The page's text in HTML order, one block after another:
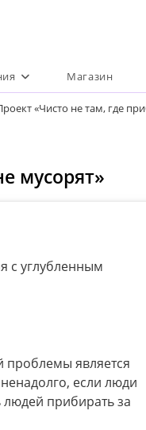
Магазин
«Чисто не там, где
мусорят»
с углубленным
является
если люди
людей прибирать за